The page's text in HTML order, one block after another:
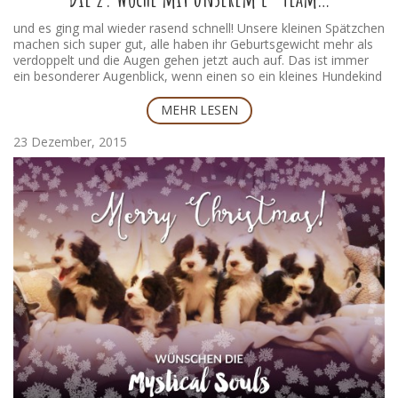
Djella
Djahida
und es ging mal wieder rasend schnell! Unsere kleinen Spätzchen
machen sich super gut, alle haben ihr Geburtsgewicht mehr als
verdoppelt und die Augen gehen jetzt auch auf. Das ist immer
ein besonderer Augenblick, wenn einen so ein kleines Hundekind
der Aufzucht eines Wurfes.
Ansonsten gibt es noch nicht so viel zu berichten, und das ist
auch gut so. Aliyah kümmert sich weiterhin sehr schön um ihre
Babys und Camie kommt immer öfter vorbei um nach ihren
Kleinen zu gucken. Sie kann es nicht abwarten endlich wieder die
Kindergärtnerin zu sein 🙂 Momentan begnügt sie sich mit
täglich absnuppert und bestaunen.
Nun aber zu den Wochenfoto`s und diesmal auch mit Namen
MEHR LESEN
23 Dezember, 2015